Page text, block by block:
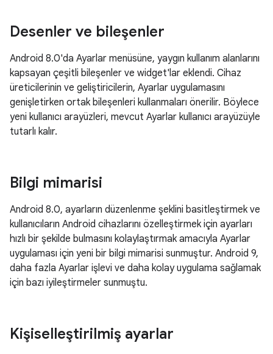
Desenler ve bileşenler
Android 8.0'da Ayarlar menüsüne, yaygın kullanım alanlarını
kapsayan çeşitli bileşenler ve widget'lar eklendi. Cihaz
üreticilerinin ve geliştiricilerin, Ayarlar uygulamasını
genişletirken ortak bileşenleri kullanmaları önerilir. Böylece
yeni kullanıcı arayüzleri, mevcut Ayarlar kullanıcı arayüzüyle
tutarlı kalır.
Bilgi mimarisi
Android 8.0, ayarların düzenlenme şeklini basitleştirmek ve
kullanıcıların Android cihazlarını özelleştirmek için ayarları
hızlı bir şekilde bulmasını kolaylaştırmak amacıyla Ayarlar
uygulaması için yeni bir bilgi mimarisi sunmuştur. Android 9,
daha fazla Ayarlar işlevi ve daha kolay uygulama sağlamak
için bazı iyileştirmeler sunmuştu.
Kişiselleştirilmiş ayarlar